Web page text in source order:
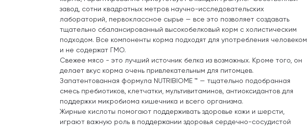
завод, сотни квадратных метров научно-исследовательских
лабораторий, первоклассное сырье — все это позволяет создавать
тщательно сбалансированный высокобелковый корм с холистическим
подходом. Все компоненты корма подходят для употребления человеком
и не содержат ГМО.
Свежее мясо - это лучший источник белка из возможных. Кроме того, он
делает вкус корма очень привлекательным для питомцев.
Запатентованная формула NUTRIBIOME ™ — тщательно подобранная
смесь пребиотиков, клетчатки, мультивитаминов, антиоксидантов для
поддержки микробиома кишечника и всего организма.
Жирные кислоты помогают поддерживать здоровье кожи и шерсти,
играют важную роль в поддержании здоровья сердечно-сосудистой